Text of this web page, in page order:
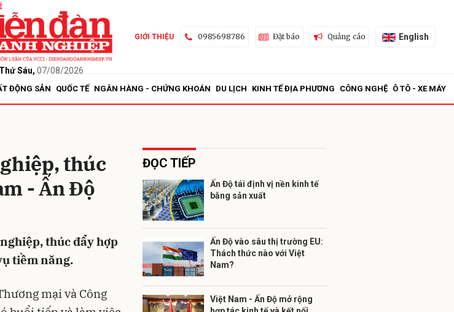
Thứ Sáu, 07/08/2026
GIỚI THIỆU 0985698786 Đặt báo Quảng cáo English
ĐỘNG SẢN QUỐC TẾ NGÂN HÀNG - CHỨNG KHOÁN DU LỊCH KINH TẾ ĐỊA PHƯƠNG CÔNG NGHỆ Ô TÔ - XE MÁY
thúc
- Ấn Độ
thúc đẩy hợp
tiềm năng.
mại và Công
ĐỌC TIẾP
Ấn Độ tái định vị nền kinh tế
bằng sản xuất
Ấn Độ vào sâu thị trường EU:
Thách thức nào với Việt
Nam?
​​Việt Nam - Ấn Độ mở rộng
Gửi